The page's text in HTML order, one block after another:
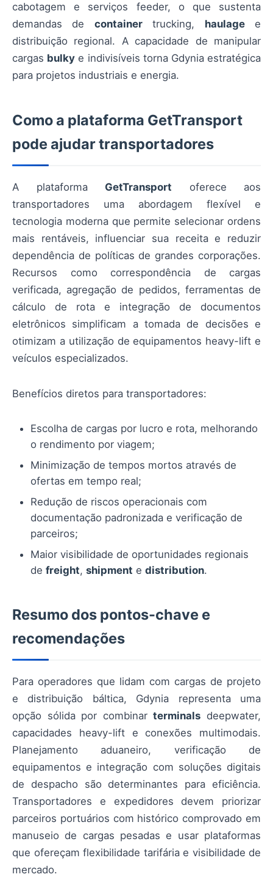
cabotagem e serviços feeder, o que sustenta
demandas de containertrucking, haulagee
distribuição regional. A capacidade de manipular
cargas bulky e indivisíveis torna Gdynia estratégica
para projetos industriais e energia.
Como a plataforma GetTransport
pode ajudar transportadores
A plataforma GetTransport oferece aos
transportadores uma abordagem flexível e
tecnologia moderna que permite selecionar ordens
mais rentáveis, influenciar sua receita e reduzir
dependência de políticas de grandes corporações.
Recursos como correspondência de cargas
verificada, agregação de pedidos, ferramentas de
cálculo de rota e integração de documentos
eletrônicos simplificam a tomada de decisões e
otimizam a utilização de equipamentos heavy-lift e
veículos especializados.
Benefícios diretos para transportadores:
Escolha de cargas por lucro e rota, melhorando
o rendimento por viagem;
Minimização de tempos mortos através de
ofertas em tempo real;
Redução de riscos operacionais com
documentação padronizada e verificação de
parceiros;
Maior visibilidade de oportunidades regionais
de freight, shipment e distribution.
Resumo dos pontos-chave e
recomendações
Para operadores que lidam com cargas de projeto
e distribuição báltica, Gdynia representa uma
opção sólida por combinarterminals deepwater,
capacidades heavy-lift e conexões multimodais.
Planejamento aduaneiro, verificação de
equipamentos e integração com soluções digitais
de despacho são determinantes para eficiência.
Transportadores e expedidores devem priorizar
parceiros portuários com histórico comprovado em
manuseio de cargas pesadas e usar plataformas
que ofereçam flexibilidade tarifária e visibilidade de
mercado.